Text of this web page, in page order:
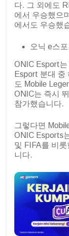
다. 그 외에도
에서 우승했으
에서도 우승했
오닉 e스
ONIC Esport는
Esport 분대 중
도 Mobile
ONIC는 즉시
참가했습니다.
그렇다면
ONIC Esports
및 FIFA를 비
니다.